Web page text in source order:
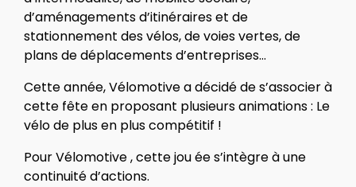
d’aménagements d’itinéraires et de
stationnement des vélos, de voies vertes, de
plans de déplacements d’entreprises…
Cette année, Vélomotive a décidé de s’associer à
cette fête en proposant plusieurs animations : Le
vélo de plus en plus compétitif !
Pour Vélomotive , cette jou ée s’intègre à une
continuité d’actions.